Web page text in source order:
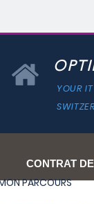
CONTRAT
YOUR
PARCOURS